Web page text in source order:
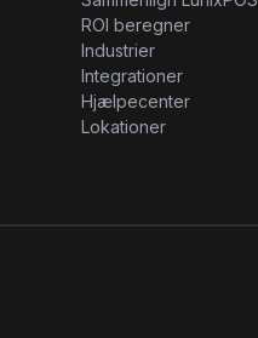
ROI beregner
Industrier
Integrationer
Hjælpecenter
Lokationer